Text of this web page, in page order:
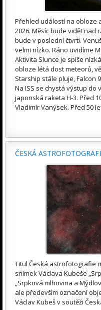
Přehled událostí na obloze
2026. Měsíc bude vidět nad
bude v poslední čtvrti.
velmi nízko. Ráno uvidíme
Aktivita Slunce je spíše
obloze létá dost meteorů,
Starship stále pluje, Falcon
Na ISS se chystá výstup do
japonská raketa H-3. Před
Vladimír Vanýsek. Před 50
ČESKÁ
Titul Česká astrofotografie
snímek Václava Kubeše
„Srpková mlhovina a
ale především označení
Václav Kubeš v soutěži